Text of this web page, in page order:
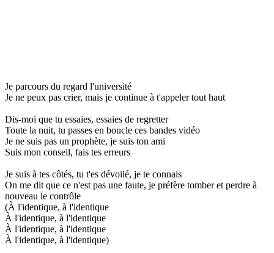
Je parcours du regard l'université
Je ne peux pas crier, mais je continue à t'appeler tout haut
Dis-moi que tu essaies, essaies de regretter
Toute la nuit, tu passes en boucle ces bandes vidéo
Je ne suis pas un prophète, je suis ton ami
Suis mon conseil, fais tes erreurs
Je suis à tes côtés, tu t'es dévoilé, je te connais
On me dit que ce n'est pas une faute, je préfère tomber et perdre à
nouveau le contrôle
(À l'identique, à l'identique
À l'identique, à l'identique
À l'identique, à l'identique
À l'identique, à l'identique)